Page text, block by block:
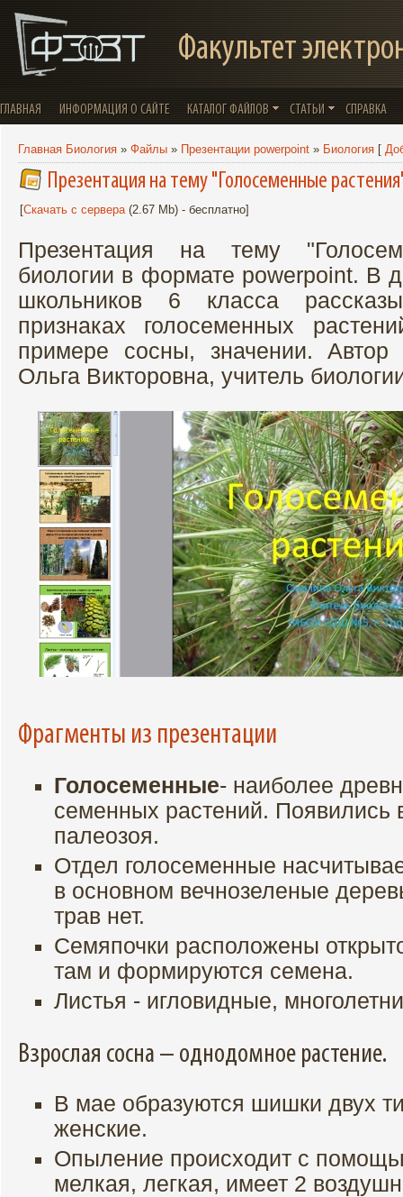
Факультет
ГЛАВНАЯ ИНФОРМАЦИЯ О САЙТЕ КАТАЛОГ ФАЙЛОВ СТАТЬИ СПРАВКА
Главная Биология » Файлы » Презентации powerpoint » Биология [
Презентация на тему "Голосеменные
[Скачать с сервера(2.67 Mb) - бесплатно]
Презентация на тему
биологии в формате powerpoint. В
школьников 6 класса
признаках голосеменных
примере сосны, значении. Автор
Ольга Викторовна, учитель
Фрагменты из презентации
Голосеменные- наиболее
семенных растений. Появились
палеозоя.
Отдел голосеменные
в основном вечнозеленые
трав нет.
Семяпочки расположены
там и формируются семена.
Листья - игловидные,
Взрослая сосна – однодомное растение.
В мае образуются шишки двух
женские.
Опыление происходит с
мелкая, легкая, имеет 2